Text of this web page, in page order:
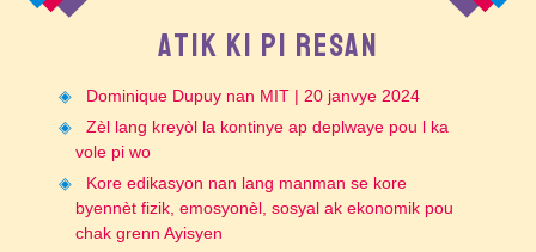
ATIK KI PI RESAN
Dominique Dupuy nan MIT | 20 janvye 2024
Zèl lang kreyòl la kontinye ap deplwaye pou l ka
vole pi wo
Kore edikasyon nan lang manman se kore
byennèt fizik, emosyonèl, sosyal ak ekonomik pou
chak grenn Ayisyen